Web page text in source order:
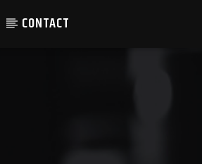
CONTACT